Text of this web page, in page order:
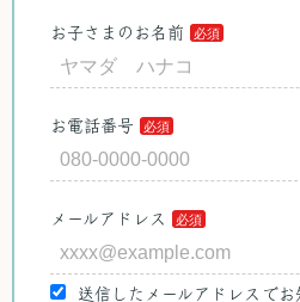
お子さまのお名前
お電話番号
メールアドレス
送信したメールアドレスでお